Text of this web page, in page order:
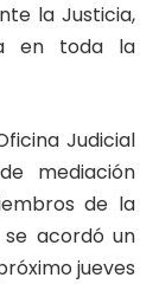
la Justicia,
en toda la
Judicial
mediación
de la
se acordó un
jueves